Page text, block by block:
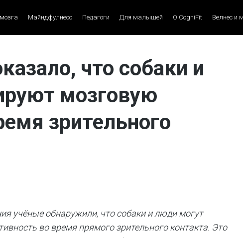
Майндфулнесс Педагоги Для малышей О CogniFit Велнес и
что собаки и
мозговую
зрительного
учёные обнаружили, что собаки и люди могут
во время прямого зрительного контакта. Это